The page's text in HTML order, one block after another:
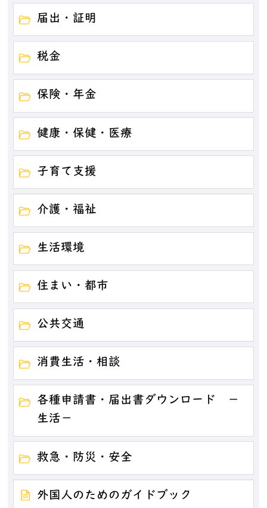
届出・証明
税金
保険・年金
健康・保健・医療
子育て支援
介護・福祉
生活環境
住まい・都市
公共交通
消費生活・相談
各種申請書・届出書ダウンロード －
生活－
救急・防災・安全
外国人のためのガイドブック